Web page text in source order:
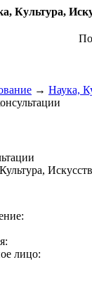
Культура,
→ Наука,
лицо: